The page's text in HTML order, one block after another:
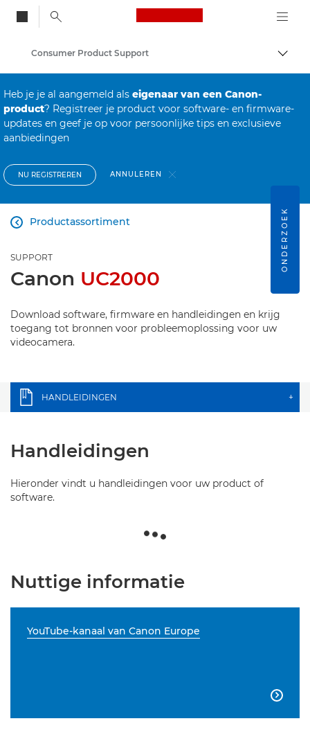
Canon Logo, back
Consumer Product Support
Heb je je al aangemeld als eigenaar van een Canon-
product? Registreer je product voor software- en firmware-
updates en geef je op voor persoonlijke tips en exclusieve
aanbiedingen
NU REGISTREREN ANNULEREN
Productassortiment

SUPPORT
Canon UC2000
Download software, firmware en handleidingen en krijg
toegang tot bronnen voor probleemoplossing voor uw
videocamera.
HANDLEIDINGEN +
Handleidingen
Hieronder vindt u handleidingen voor uw product of
software.
Nuttige informatie
YouTube-kanaal van Canon Europe

ONDERZOEK